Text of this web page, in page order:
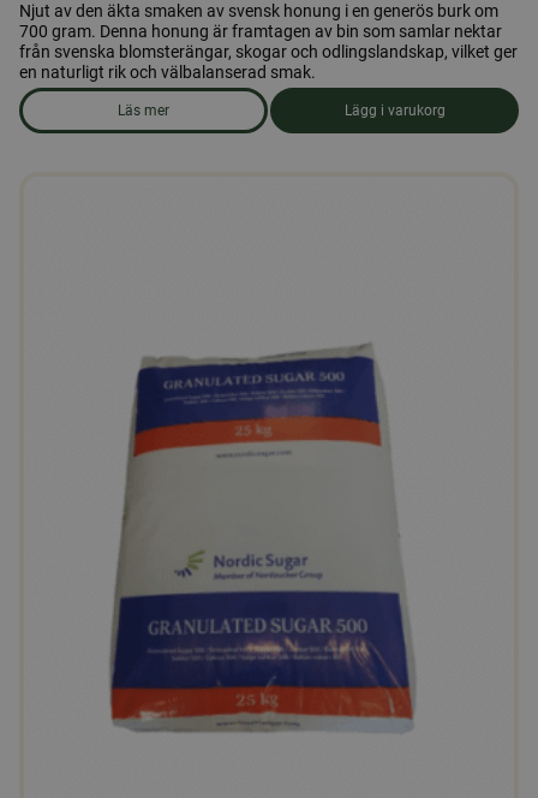
Njut av den äkta smaken av svensk honung i en generös burk om
700 gram. Denna honung är framtagen av bin som samlar nektar
från svenska blomsterängar, skogar och odlingslandskap, vilket ger
en naturligt rik och välbalanserad smak.
Läs mer
om produkten Honung 700 gr. Öxnevåls Gård AB
Lägg i varukorg